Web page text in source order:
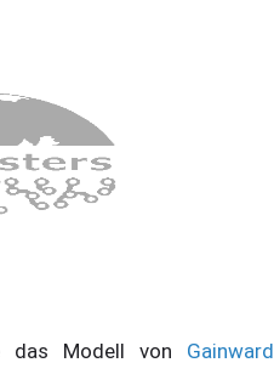
das Modell von Gainward